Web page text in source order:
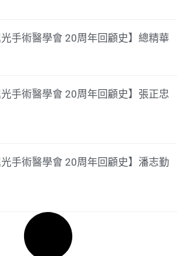
光手術醫學會 20周年回顧史】總精華
光手術醫學會 20周年回顧史】張正忠
光手術醫學會 20周年回顧史】潘志勤